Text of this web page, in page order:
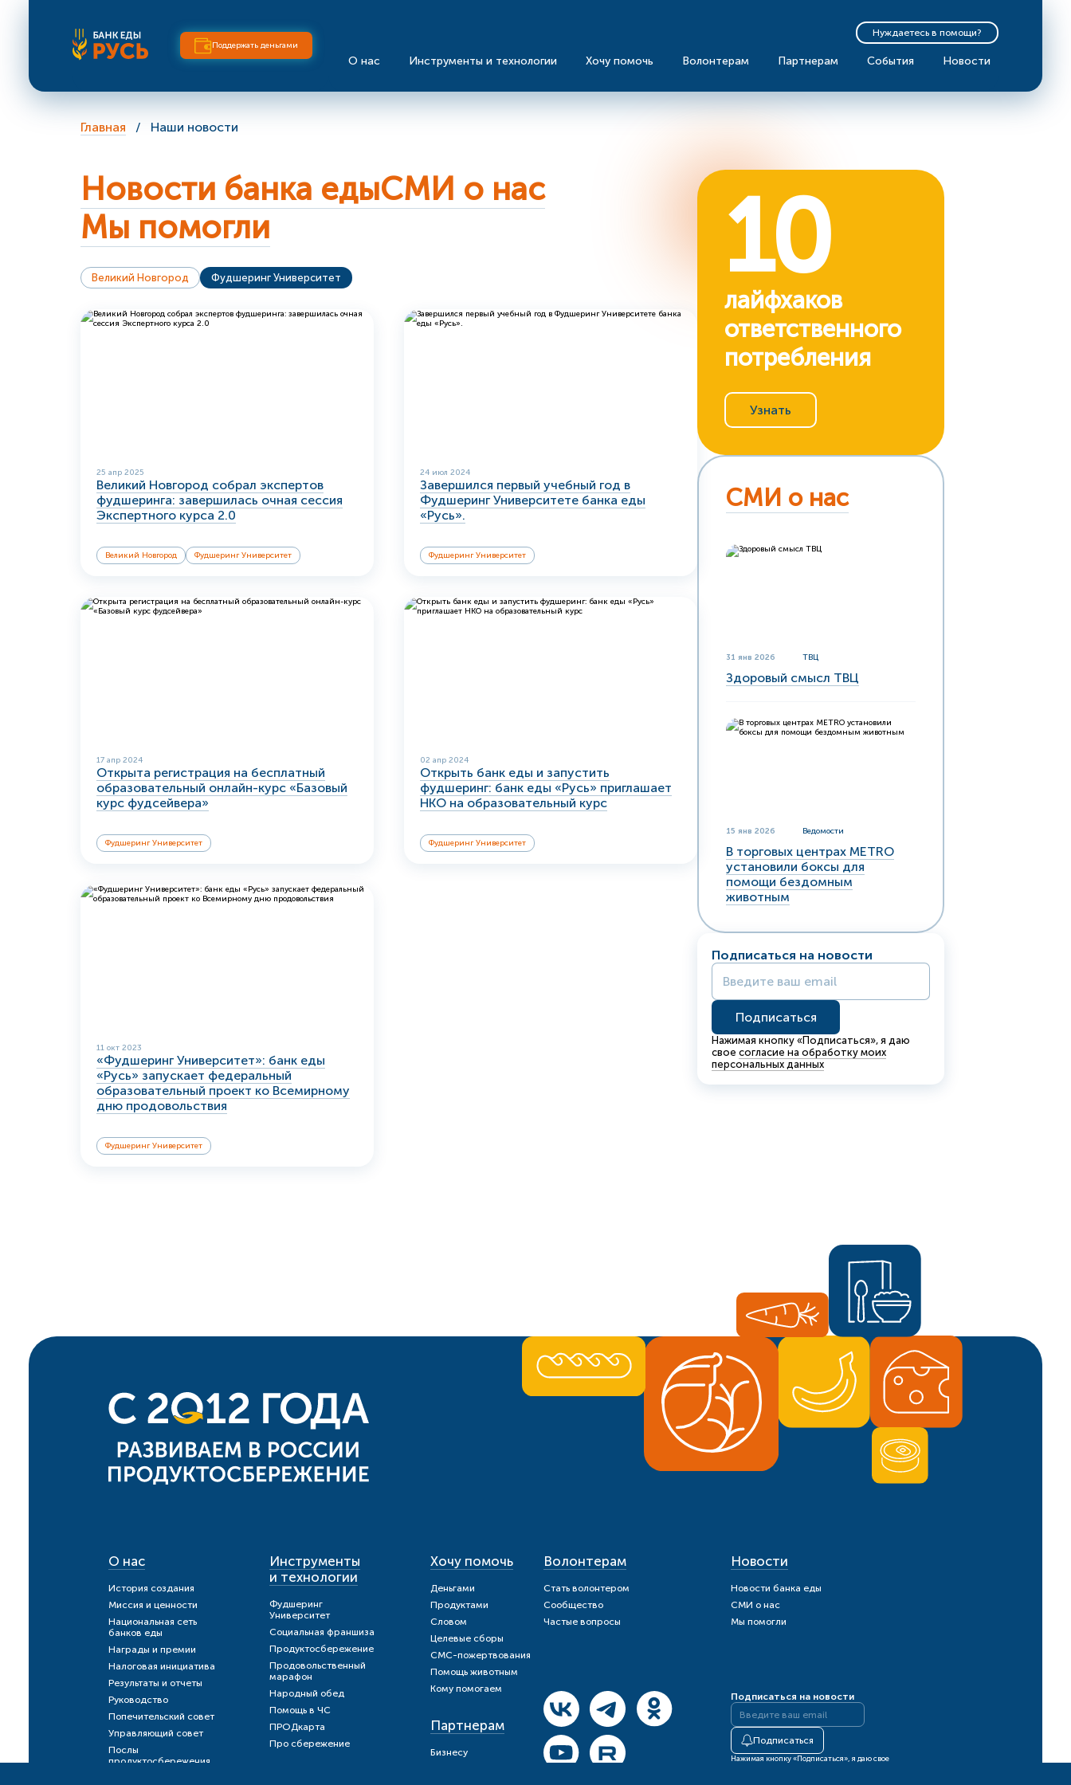
Поддержать деньгами
Нуждаетесь в помощи?
О нас Инструменты и технологии Хочу помочь Волонтерам Партнерам События Новости
Главная Наши новости
Новости банка едыСМИ о нас
Мы помогли
Великий Новгород Фудшеринг Университет
25 апр 2025
Великий Новгород собрал экспертов
фудшеринга: завершилась очная сессия
Экспертного курса 2.0
Великий Новгород Фудшеринг Университет
24 июл 2024
Завершился первый учебный год в
Фудшеринг Университете банка еды
«Русь».
Фудшеринг Университет
17 апр 2024
Открыта регистрация на бесплатный
образовательный онлайн-курс «Базовый
курс фудсейвера»
Фудшеринг Университет
02 апр 2024
Открыть банк еды и запустить
фудшеринг: банк еды «Русь» приглашает
НКО на образовательный курс
Фудшеринг Университет
11 окт 2023
«Фудшеринг Университет»: банк еды
«Русь» запускает федеральный
образовательный проект ко Всемирному
дню продовольствия
Фудшеринг Университет
10
лайфхаков
ответственного
потребления
Узнать
СМИ о нас
31 янв 2026 ТВЦ
Здоровый смысл ТВЦ
15 янв 2026 Ведомости
В торговых центрах METRO
установили боксы для
помощи бездомным
животным
Подписаться на новости
Нажимая кнопку «Подписаться», я даю
свое согласие на обработку моих
персональных данных
О нас
История создания
Миссия и ценности
Национальная сеть
банков еды
Награды и премии
Налоговая инициатива
Результаты и отчеты
Руководство
Попечительский совет
Управляющий совет
Послы
продуктосбережения
Инструменты
и технологии
Фудшеринг
Университет
Социальная франшиза
Продуктосбережение
Продовольственный
марафон
Народный обед
Помощь в ЧС
ПРОДкарта
Про сбережение
Хочу помочь
Деньгами
Продуктами
Словом
Целевые сборы
СМС-пожертвования
Помощь животным
Кому помогаем
Партнерам
Бизнесу
Волонтерам
Стать волонтером
Сообщество
Частые вопросы
Новости
Новости банка еды
СМИ о нас
Мы помогли
Подписаться на новости
Подписаться
Нажимая кнопку «Подписаться», я даю свое